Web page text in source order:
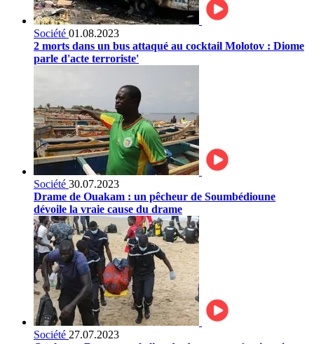
Société 01.08.2023
2 morts dans un bus attaqué au cocktail Molotov : Diome
parle d'acte terroriste'
Société 30.07.2023
Drame de Ouakam : un pêcheur de Soumbédioune
dévoile la vraie cause du drame
Société 27.07.2023